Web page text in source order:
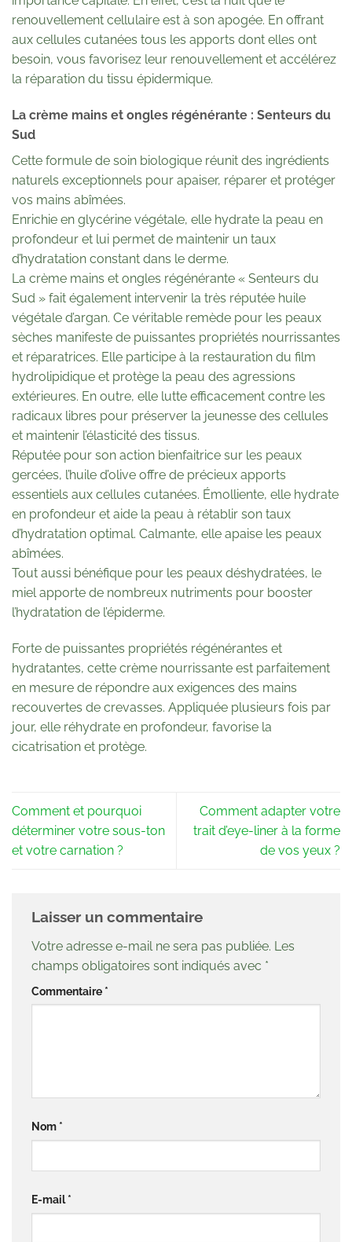
renouvellement cellulaire est à son apogée. En offrant
aux cellules cutanées tous les apports dont elles ont
besoin, vous favorisez leur renouvellement et accélérez
la réparation du tissu épidermique.
La crème mains et ongles régénérante : Senteurs du
Sud
Cette formule de soin biologique réunit des ingrédients
naturels exceptionnels pour apaiser, réparer et protéger
vos mains abîmées.
Enrichie en glycérine végétale, elle hydrate la peau en
profondeur et lui permet de maintenir un taux
d’hydratation constant dans le derme.
La crème mains et ongles régénérante « Senteurs du
Sud » fait également intervenir la très réputée huile
végétale d’argan. Ce véritable remède pour les peaux
sèches manifeste de puissantes propriétés nourrissantes
et réparatrices. Elle participe à la restauration du film
hydrolipidique et protège la peau des agressions
extérieures. En outre, elle lutte efficacement contre les
radicaux libres pour préserver la jeunesse des cellules
et maintenir l’élasticité des tissus.
Réputée pour son action bienfaitrice sur les peaux
gercées, l’huile d’olive offre de précieux apports
essentiels aux cellules cutanées. Émolliente, elle hydrate
en profondeur et aide la peau à rétablir son taux
d’hydratation optimal. Calmante, elle apaise les peaux
abîmées.
Tout aussi bénéfique pour les peaux déshydratées, le
miel apporte de nombreux nutriments pour booster
l’hydratation de l’épiderme.
Forte de puissantes propriétés régénérantes et
hydratantes, cette crème nourrissante est parfaitement
en mesure de répondre aux exigences des mains
recouvertes de crevasses. Appliquée plusieurs fois par
jour, elle réhydrate en profondeur, favorise la
cicatrisation et protège.
Comment et pourquoi
déterminer votre sous-ton
et votre carnation ?
Comment adapter votre
trait d’eye-liner à la forme
de vos yeux ?
Laisser un commentaire
Votre adresse e-mail ne sera pas publiée. Les
champs obligatoires sont indiqués avec *
Commentaire *
Nom *
E-mail*